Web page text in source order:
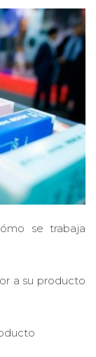
se trabaja
a su producto